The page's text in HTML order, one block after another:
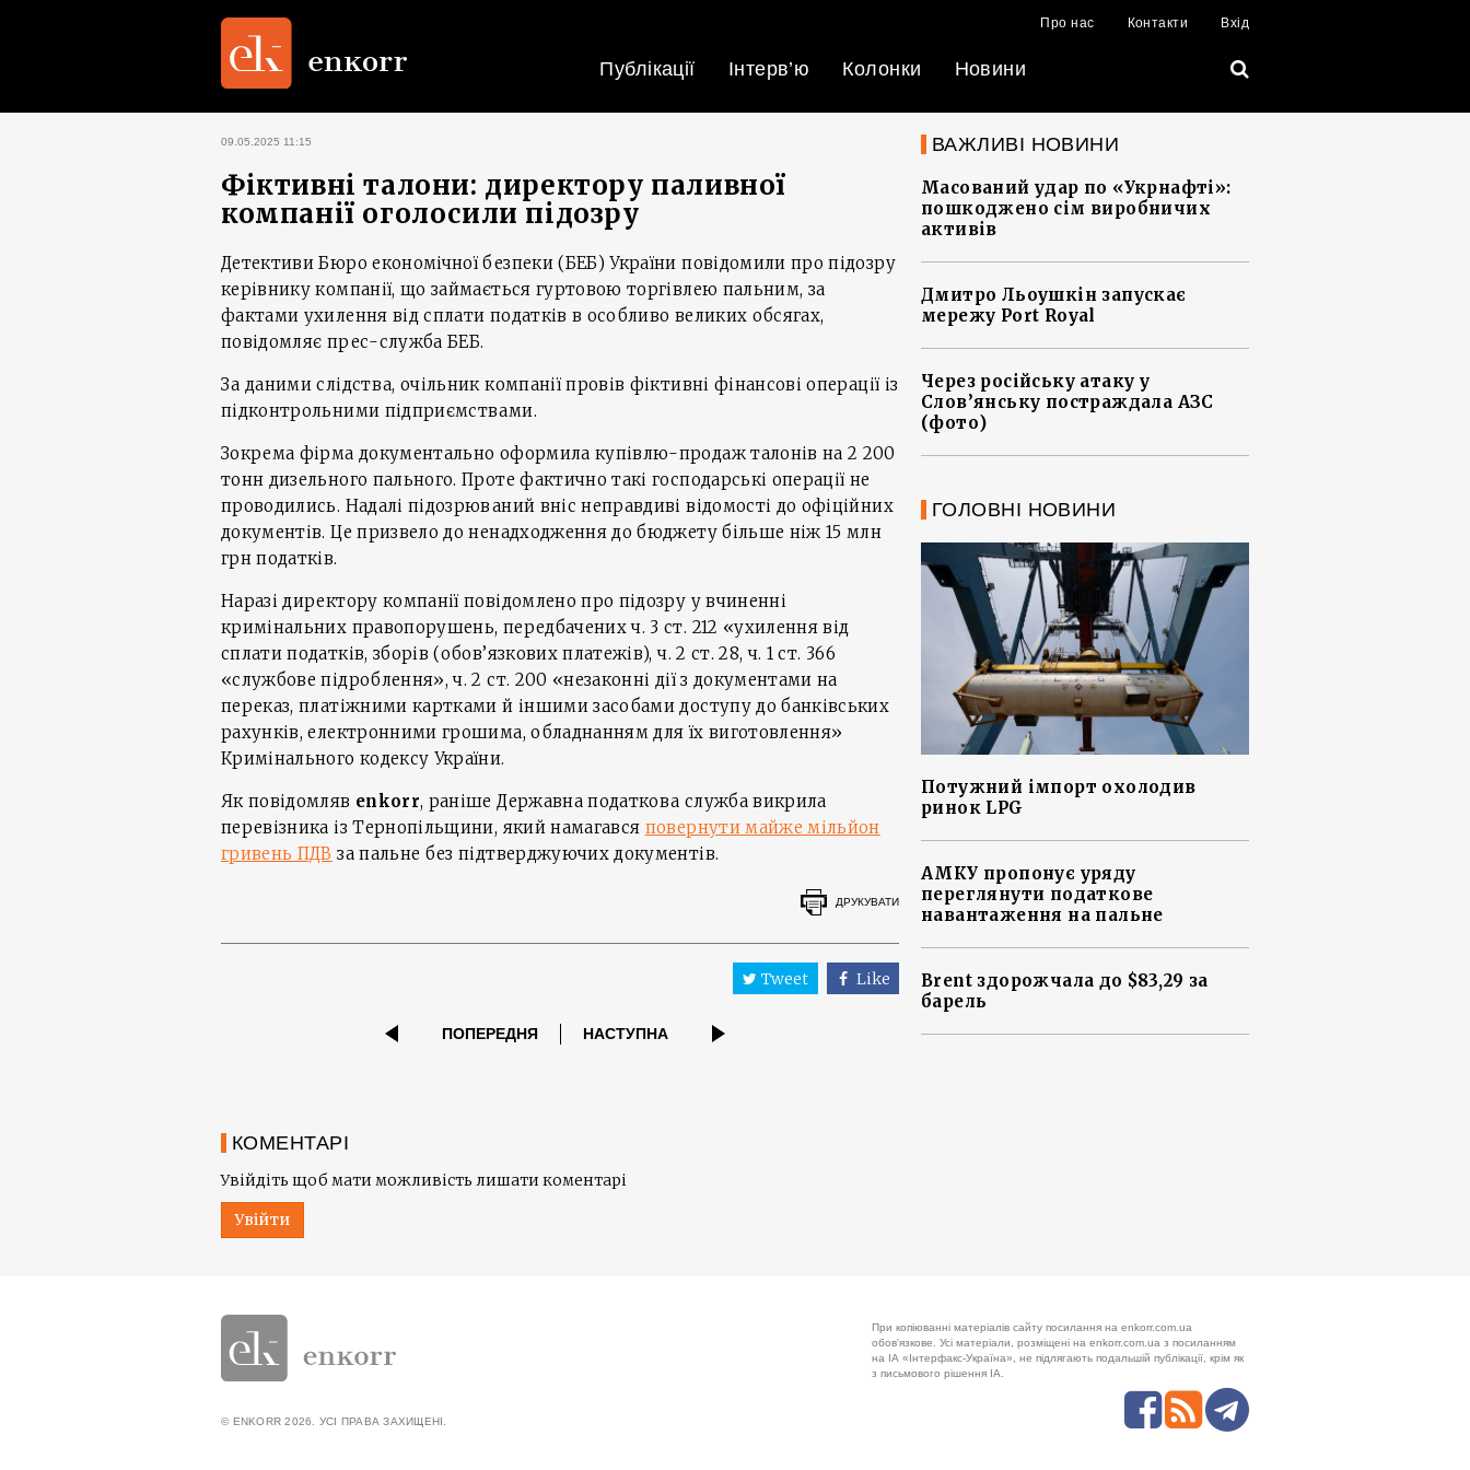
Про нас Контакти Вхід
Публікації Інтерв’ю Колонки Новини
09.05.2025 11:15
Фіктивні талони: директору паливної
компанії оголосили підозру
Детективи Бюро економічної безпеки (БЕБ) України повідомили про підозру
керівнику компанії, що займається гуртовою торгівлею пальним, за
фактами ухилення від сплати податків в особливо великих обсягах,
повідомляє прес-служба БЕБ.
За даними слідства, очільник компанії провів фіктивні фінансові операції із
підконтрольними підприємствами.
Зокрема фірма документально оформила купівлю-продаж талонів на 2 200
тонн дизельного пального. Проте фактично такі господарські операції не
проводились. Надалі підозрюваний вніс неправдиві відомості до офіційних
документів. Це призвело до ненадходження до бюджету більше ніж 15 млн
грн податків.
Наразі директору компанії повідомлено про підозру у вчиненні
кримінальних правопорушень, передбачених ч. 3 ст. 212 «ухилення від
сплати податків, зборів (обов’язкових платежів), ч. 2 ст. 28, ч. 1 ст. 366
«службове підроблення», ч. 2 ст. 200 «незаконні дії з документами на
переказ, платіжними картками й іншими засобами доступу до банківських
рахунків, електронними грошима, обладнанням для їх виготовлення»
Кримінального кодексу України.
Як повідомляв enkorr, раніше Державна податкова служба викрила
перевізника із Тернопільщини, який намагався повернути майже мільйон
гривень ПДВ за пальне без підтверджуючих документів.
ДРУКУВАТИ
Tweet Like
ПОПЕРЕДНЯ НАСТУПНА
КОМЕНТАРІ
Увійдіть щоб мати можливість лишати коментарі
Увійти
ВАЖЛИВІ НОВИНИ
Масований удар по «Укрнафті»:
пошкоджено сім виробничих
активів
Дмитро Льоушкін запускає
мережу Port Royal
Через російську атаку у
Слов’янську постраждала АЗС
(фото)
ГОЛОВНІ НОВИНИ
Потужний імпорт охолодив
ринок LPG
АМКУ пропонує уряду
переглянути податкове
навантаження на пальне
Brent здорожчала до $83,29 за
барель
При копіюванні матеріалів сайту посилання на enkorr.com.ua
обов'язкове. Усі матеріали, розміщені на enkorr.com.ua з посиланням
на ІА «Інтерфакс-Україна», не підлягають подальшій публікації, крім як
з письмового рішення ІА.
© ENKORR 2026. УСІ ПРАВА ЗАХИЩЕНІ.